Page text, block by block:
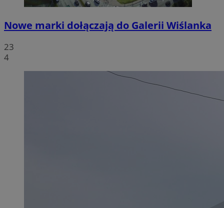
Nowe marki dołączają do Galerii Wiślanka
23
4